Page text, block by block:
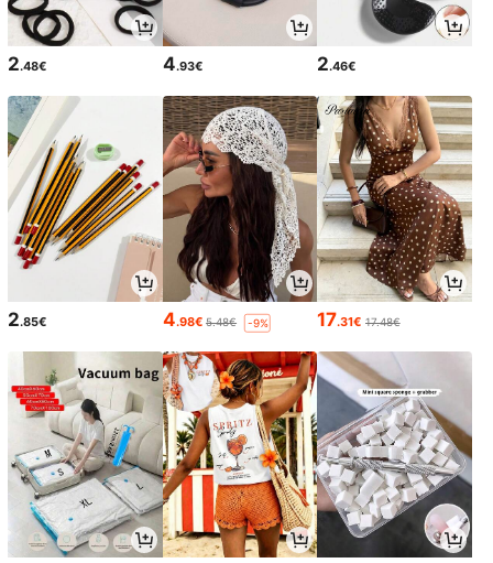
2.48€ 4.93€ 2.46€
2.85€ 4.98€ 5.48€ -9% 17.31€ 17.48€